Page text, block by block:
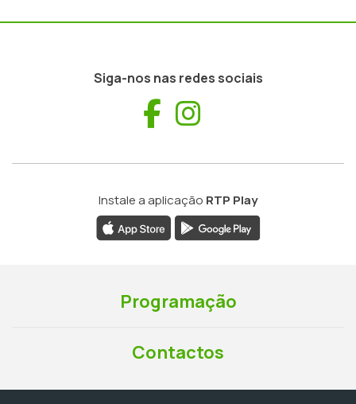
Siga-nos nas redes sociais
Facebook
Instale a aplicação RTP Play
Programação
Contactos